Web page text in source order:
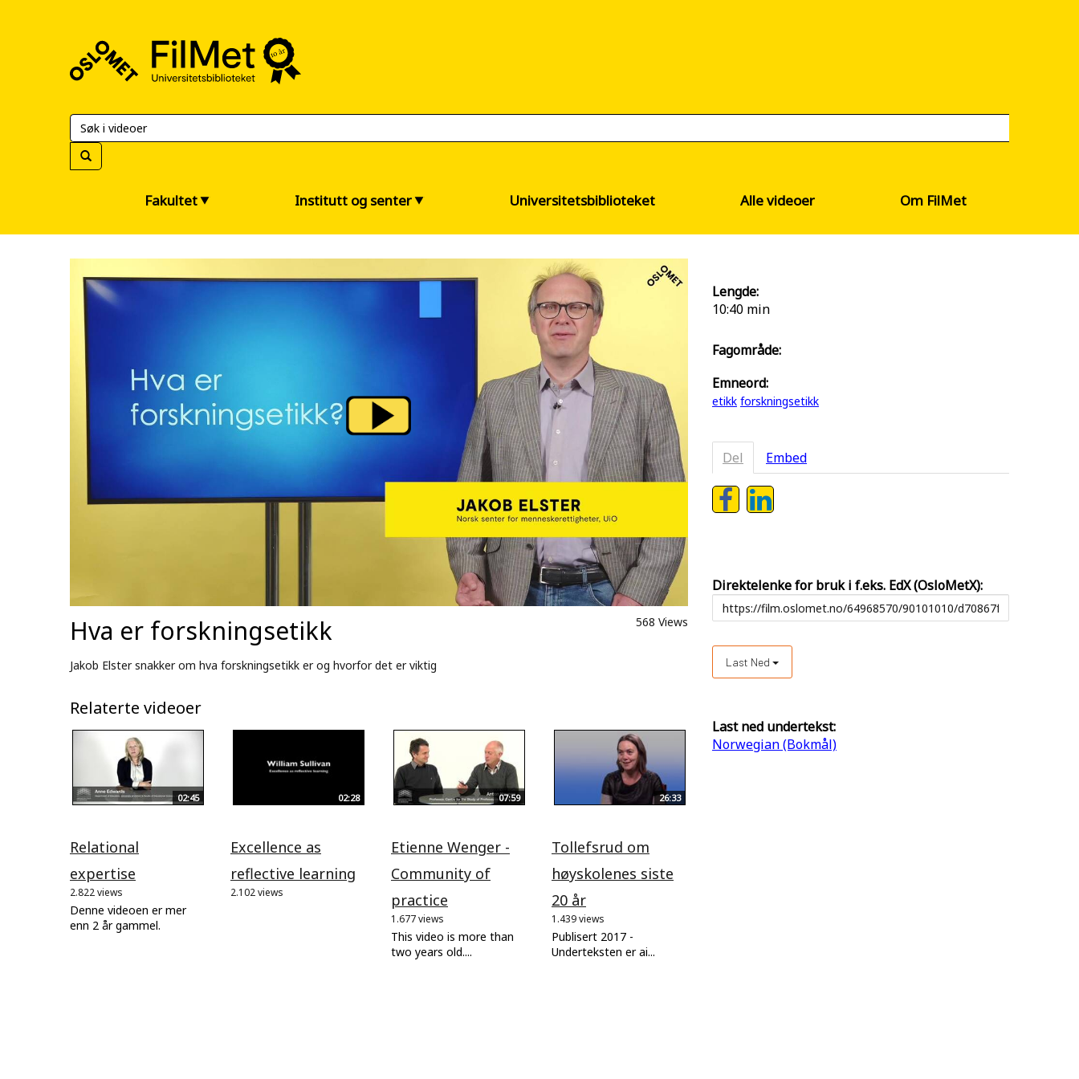
Universitetsbiblioteket
Fakultet Institutt og senter Universitetsbiblioteket Alle videoer Om FilMet
Hva er forskningsetikk 568 Views
Jakob Elster snakker om hva forskningsetikk er og hvorfor det er viktig
Relaterte videoer
02:45
Relational
expertise
2.822 views
Denne videoen er mer
enn 2 år gammel.
02:28
Excellence as
reflective learning
2.102 views
07:59
Etienne Wenger -
Community of
practice
1.677 views
This video is more than
two years old....
26:33
Tollefsrud om
høyskolenes siste
20 år
1.439 views
Publisert 2017 -
Underteksten er ai...
Lengde:
10:40 min
Fagområde:
Emneord:
etikk forskningsetikk
Del Embed
Direktelenke for bruk i f.eks. EdX (OsloMetX):
Last Ned
Last ned undertekst:
Norwegian (Bokmål)